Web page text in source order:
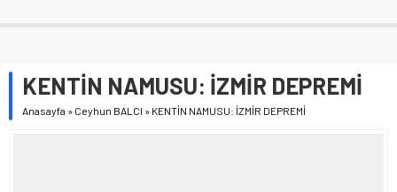
KENTİN NAMUSU: İZMİR DEPREMİ
Anasayfa » Ceyhun BALCI » KENTİN NAMUSU: İZMİR DEPREMİ